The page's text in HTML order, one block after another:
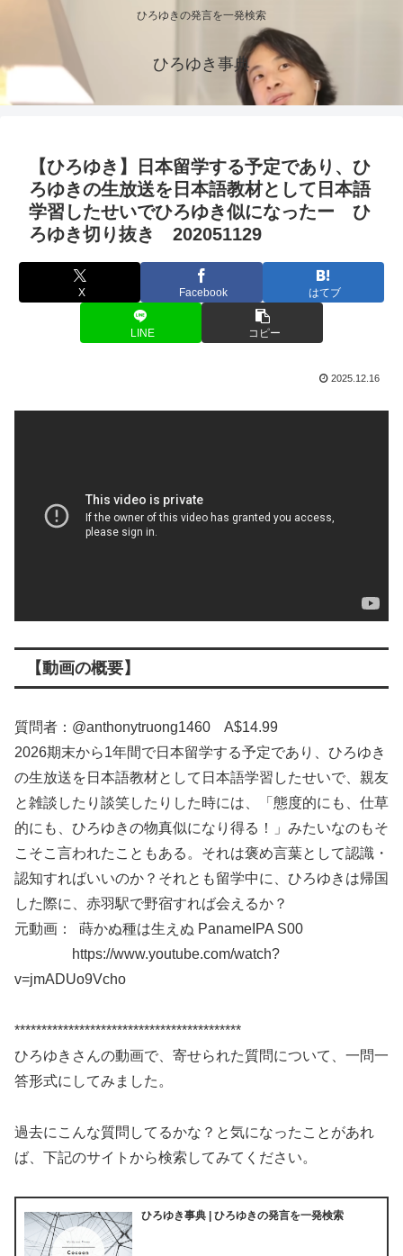
ひろゆきの発言を一発検索
ひろゆき事典
【ひろゆき】日本留学する予定であり、ひ
ろゆきの生放送を日本語教材として日本語
学習したせいでひろゆき似になったー ひ
ろゆき切り抜き 202051129
X Facebook はてブ
LINE コピー
2025.12.16
【動画の概要】
質問者：@anthonytruong1460 A$14.99
2026期末から1年間で日本留学する予定であり、ひろゆき
の生放送を日本語教材として日本語学習したせいで、親友
と雑談したり談笑したりした時には、「態度的にも、仕草
的にも、ひろゆきの物真似になり得る！」みたいなのもそ
こそこ言われたこともある。それは褒め言葉として認識・
認知すればいいのか？それとも留学中に、ひろゆきは帰国
した際に、赤羽駅で野宿すれば会えるか？
元動画： 蒔かぬ種は生えぬ PanameIPA S00
https://www.youtube.com/watch?
v=jmADUo9Vcho
******************************************
ひろゆきさんの動画で、寄せられた質問について、一問一
答形式にしてみました。
過去にこんな質問してるかな？と気になったことがあれ
ば、下記のサイトから検索してみてください。
ひろゆき事典 | ひろゆきの発言を一発検索